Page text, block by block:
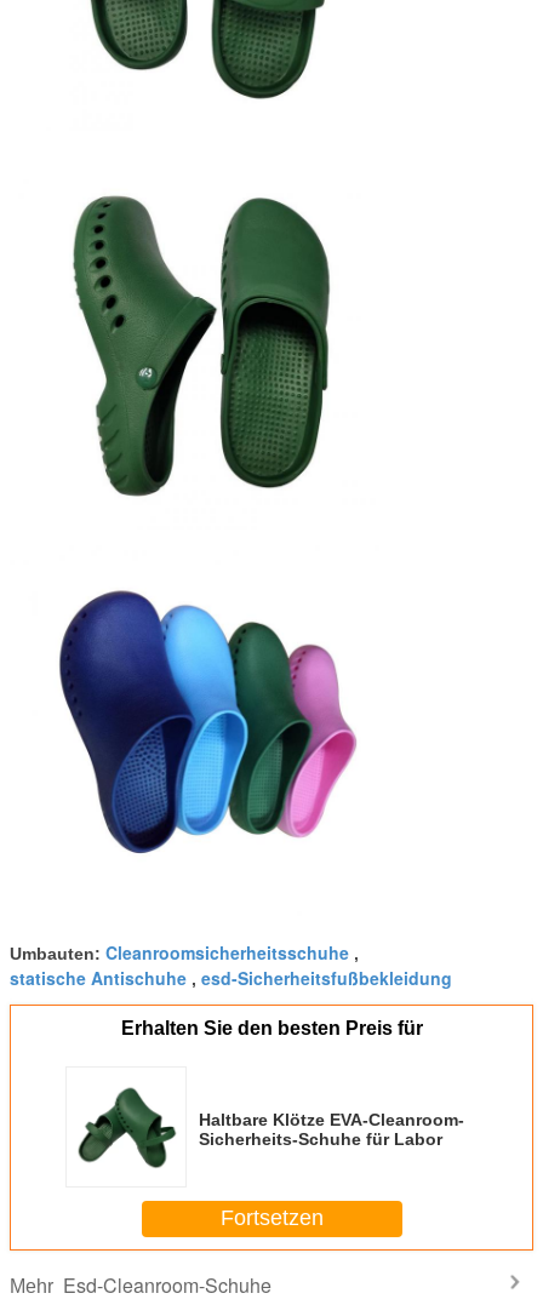
Umbauten: Cleanroomsicherheitsschuhe ,
statische Antischuhe , esd-Sicherheitsfußbekleidung
Erhalten Sie den besten Preis für
Haltbare Klötze EVA-Cleanroom-
Sicherheits-Schuhe für Labor
Fortsetzen
Mehr Esd-Cleanroom-Schuhe